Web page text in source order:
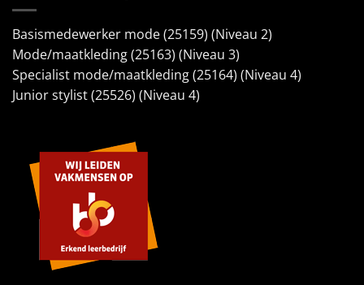
Basismedewerker mode (25159) (Niveau 2)
Mode/maatkleding (25163) (Niveau 3)
Specialist mode/maatkleding (25164) (Niveau 4)
Junior stylist (25526) (Niveau 4)